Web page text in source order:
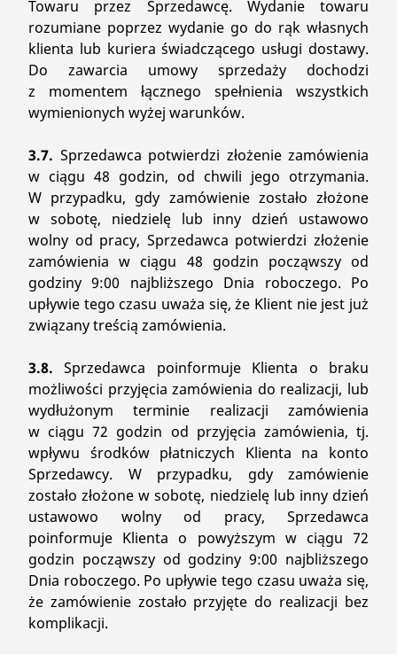
Towaru przez Sprzedawcę. Wydanie towaru
rozumiane poprzez wydanie go do rąk własnych
klienta lub kuriera świadczącego usługi dostawy.
Do zawarcia umowy sprzedaży dochodzi
z momentem łącznego spełnienia wszystkich
wymienionych wyżej warunków.
3.7. Sprzedawca potwierdzi złożenie zamówienia
w ciągu 48 godzin, od chwili jego otrzymania.
W przypadku, gdy zamówienie zostało złożone
w sobotę, niedzielę lub inny dzień ustawowo
wolny od pracy, Sprzedawca potwierdzi złożenie
zamówienia w ciągu 48 godzin począwszy od
godziny 9:00 najbliższego Dnia roboczego. Po
upływie tego czasu uważa się, że Klient nie jest już
związany treścią zamówienia.
3.8. Sprzedawca poinformuje Klienta o braku
możliwości przyjęcia zamówienia do realizacji, lub
wydłużonym terminie realizacji zamówienia
w ciągu 72 godzin od przyjęcia zamówienia, tj.
wpływu środków płatniczych Klienta na konto
Sprzedawcy. W przypadku, gdy zamówienie
zostało złożone w sobotę, niedzielę lub inny dzień
ustawowo wolny od pracy, Sprzedawca
poinformuje Klienta o powyższym w ciągu 72
godzin począwszy od godziny 9:00 najbliższego
Dnia roboczego. Po upływie tego czasu uważa się,
że zamówienie zostało przyjęte do realizacji bez
komplikacji.